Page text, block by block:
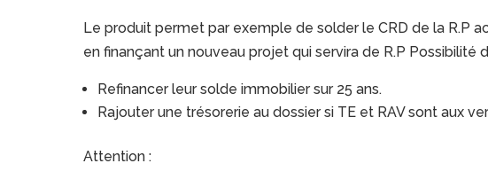
Le produit permet par exemple de solder le CRD de la R.P
en finançant un nouveau projet qui servira de R.P Possibilité
Refinancer leur solde immobilier sur 25 ans.
Rajouter une trésorerie au dossier si TE et RAV sont aux
Attention :